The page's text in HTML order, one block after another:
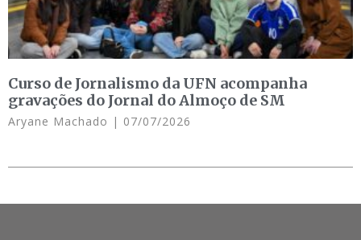
Curso de Jornalismo da UFN acompanha
gravações do Jornal do Almoço de SM
Aryane Machado 07/07/2026